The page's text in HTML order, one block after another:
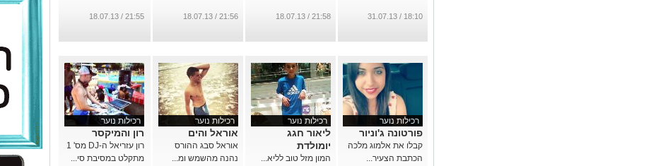
18:10 / 31.07.13
21:58 / 18.07.13
21:56 / 18.07.13
21:55 / 18.07.13
רכילות נוער
פורטונה ג'וניור
קבלו את אלמוג מלכה
הכתבת הצעיר...
רכילות נוער
ליאור חגג
יומולדת
המון מזל טוב לליא...
רכילות נוער
אוראל והים
אוראל סבג ההורס
נהנה מהשמש ומ...
רכילות נוער
רון והמיקסר
רון עזריאל ה-DJ מס' 1
מתקלט במסיבת סי...